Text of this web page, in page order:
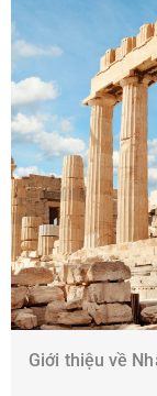
Giới thiệu về